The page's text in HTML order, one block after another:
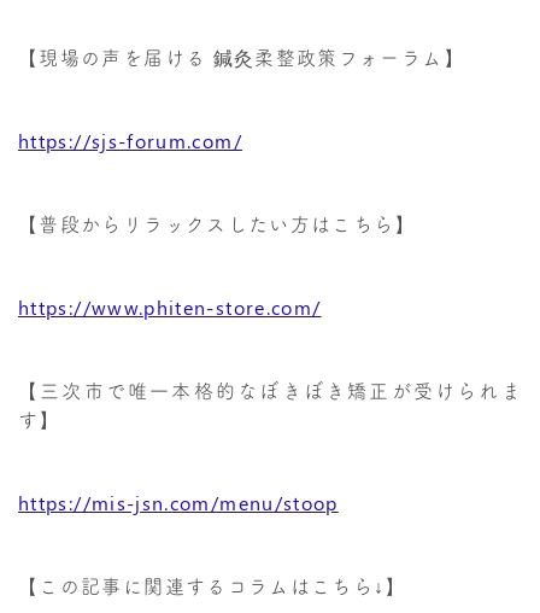
【現場の声を届ける 鍼灸柔整政策フォーラム】
https://sjs-forum.com/
【普段からリラックスしたい方はこちら】
https://www.phiten-store.com/
【三次市で唯一本格的なぼきぼき矯正が受けられま
す】
https://mis-jsn.com/menu/stoop
【この記事に関連するコラムはこちら↓】